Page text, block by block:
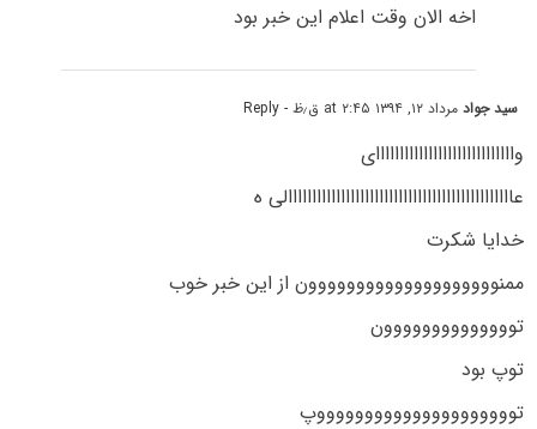
اخه الان وقت اعلام این خبر بود
سید جوادمرداد ۱۲, ۱۳۹۴ at ۲:۴۵ ق٫ظ - Reply
وااااااااااااااااااااااااااااای
عااااااااااااااااااااااااااااااااااااااااااااااالی ه
خدایا شکرت
ممنوووووووووووووووووووون از این خبر خوب
توووووووووووووون
توپ بود
توووووووووووووووووووووپ